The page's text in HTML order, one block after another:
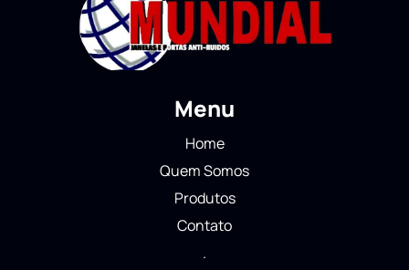
Menu
Home
Quem Somos
Produtos
Contato
.